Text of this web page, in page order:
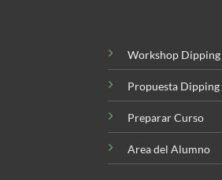
Workshop Dipping
Propuesta Dipping
Preparar Curso
Area del Alumno